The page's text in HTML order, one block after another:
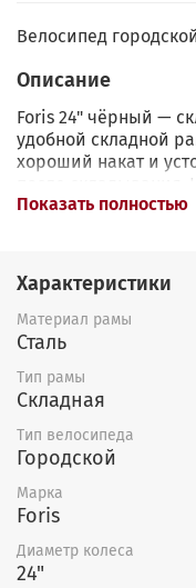
Велосипед
Описание
Foris 24" чёрный —
удобной складной
хороший накат и
после
серебристыми
помещается в лифт,
Отличный выбор для
тех, кому нужен
на каждый день!
Показать полностью
Характеристики
Материал рамы
Сталь
Тип рамы
Складная
Тип велосипеда
Городской
Марка
Foris
Диаметр колеса
24"